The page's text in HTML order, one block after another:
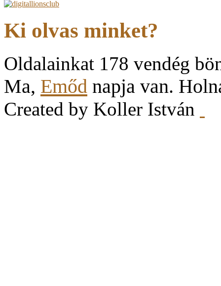
Ki olvas minket?
Oldalainkat 178 vendég
Ma, Emőd napja van.
Created by Koller István